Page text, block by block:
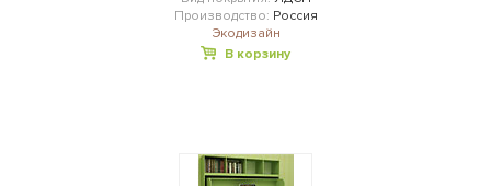
Производство: Россия
Экодизайн
В корзину